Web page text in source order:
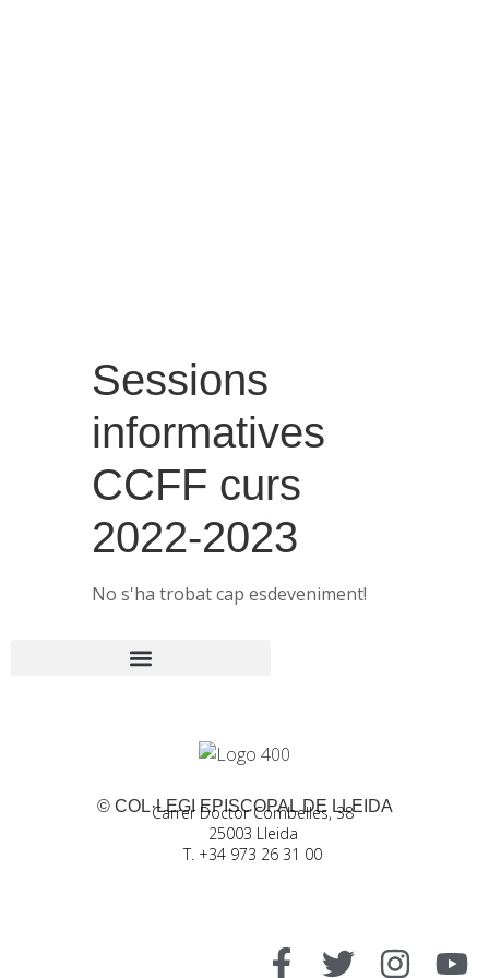
Sessions
informatives
CCFF curs
2022-2023
No s'ha trobat cap esdeveniment!
© COL·LEGI EPISCOPAL DE LLEIDA
Carrer Doctor Combelles, 38
25003 Lleida
T. +34 973 26 31 00